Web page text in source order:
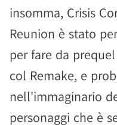
insomma, Crisis
Reunion è stato
per fare da
col Remake, e
nell'immaginario
personaggi che è